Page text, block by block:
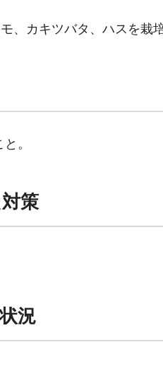
、カキツバタ、ハスを栽
。
策
況